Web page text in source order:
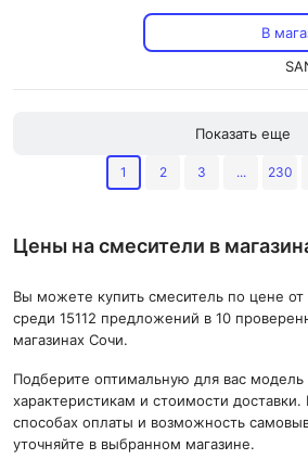
В
Показать еще
1 2 3 ... 230
Цены на смесители в
Вы можете купить смеситель по цене
среди 15112 предложений в 10
магазинах Сочи.
Подберите оптимальную для вас модель
характеристикам и стоимости
способах оплаты и возможность
уточняйте в выбранном магазине.